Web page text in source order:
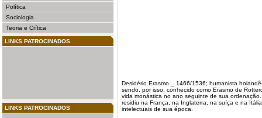
Política
Sociologia
Teoria e Crítica
LINKS PATROCINADOS
LINKS PATROCINADOS
Desidério Erasmo _ 1466/1536; humanista
sendo, por isso, conhecido como Erasmo de
vida monástica no ano seguinte de sua
residiu na França, na Inglaterra, na suíça e na
intelectuais de sua época.